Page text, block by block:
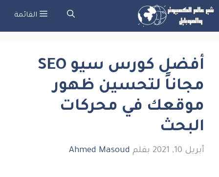
القائمة
أفضل كورس سيو SEO
مجاناً لتحسين ظهور
موقعك في محركات
البحث
أبريل 10, 2021 بقلمAhmed Masoud